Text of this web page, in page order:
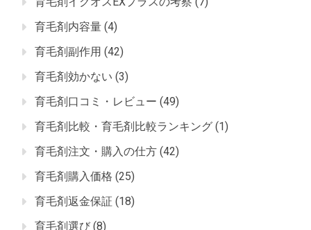
育毛剤内容量 (4)
育毛剤副作用 (42)
育毛剤効かない (3)
育毛剤口コミ・レビュー (49)
育毛剤比較・育毛剤比較ランキング (1)
育毛剤注文・購入の仕方 (42)
育毛剤購入価格 (25)
育毛剤返金保証 (18)
育毛剤選び (8)